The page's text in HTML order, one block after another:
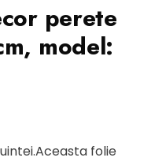
perete
model:
folie